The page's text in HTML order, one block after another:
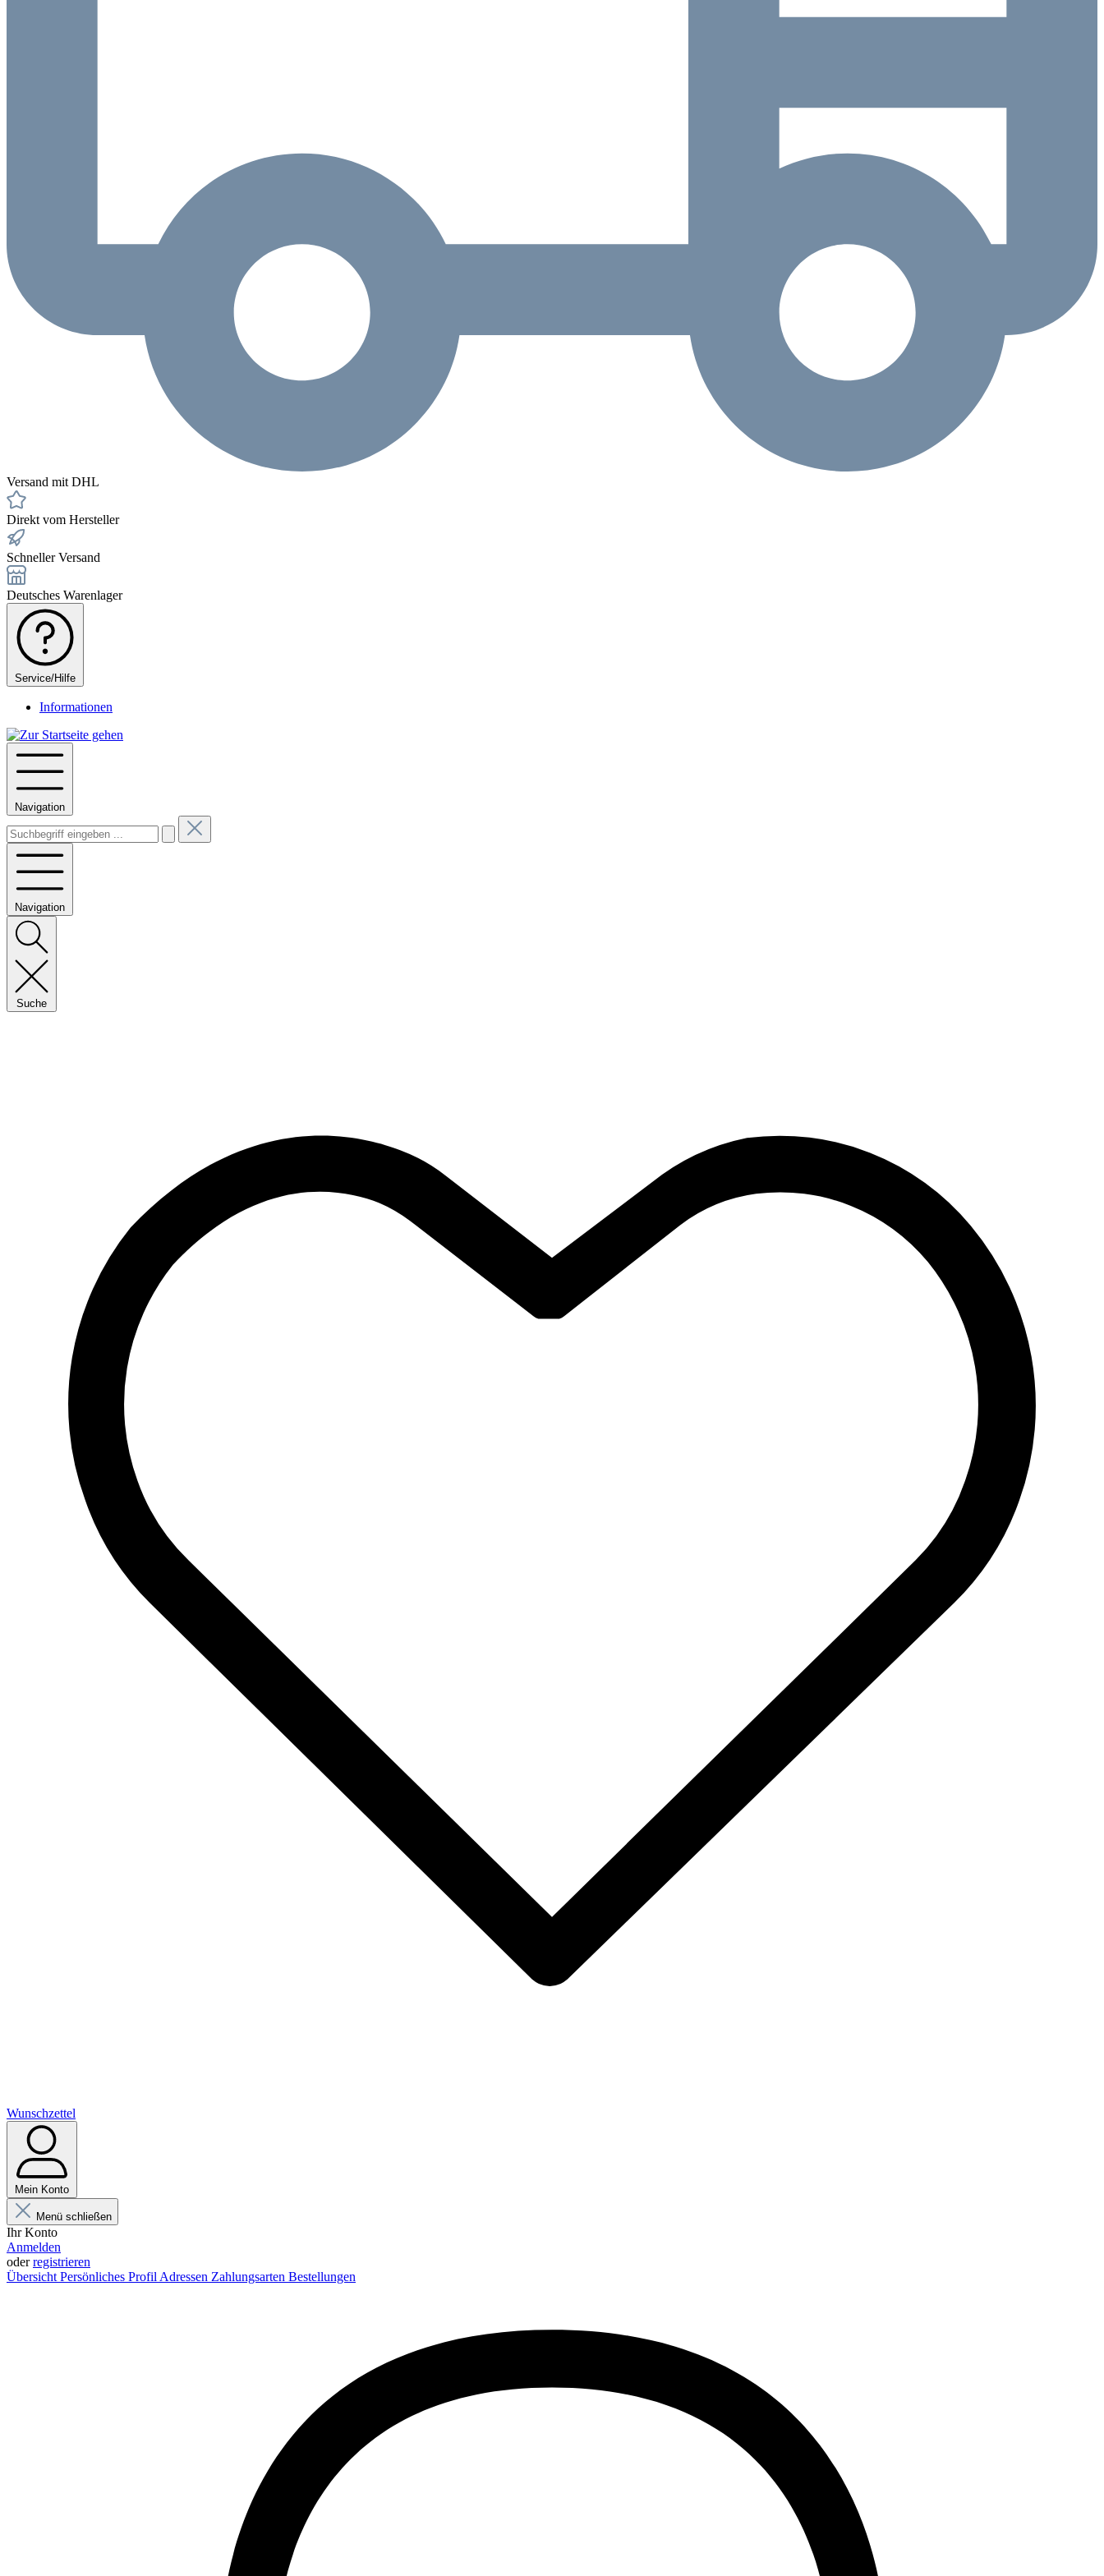
Versand mit DHL
Direkt vom Hersteller
Schneller Versand
Deutsches Warenlager
Service/Hilfe
Informationen
Navigation
Navigation
Suche
Wunschzettel
Mein Konto
Menü schließen
Ihr Konto
Anmelden
oderregistrieren
Übersicht Persönliches Profil Adressen Zahlungsarten Bestellungen